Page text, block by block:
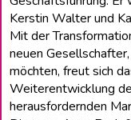
Kerstin Walter und
Mit der
neuen
möchten, freut sich
Weiterentwicklung
herausfordernden